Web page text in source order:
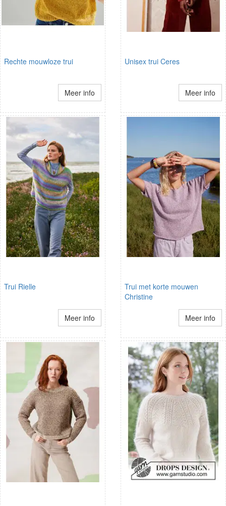
Rechte mouwloze trui
Meer info
Unisex trui Ceres
Meer info
Trui Rielle
Meer info
Trui met korte mouwen
Christine
Meer info